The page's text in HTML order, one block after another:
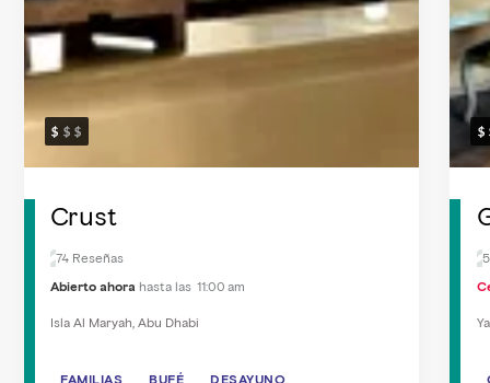
Crust
74 Reseñas
Abierto ahorahasta las 11:00 am
Isla Al Maryah, Abu Dhabi
FAMILIAS BUFÉ DESAYUNO
FAMILIAS BUFÉ DESAYUNO